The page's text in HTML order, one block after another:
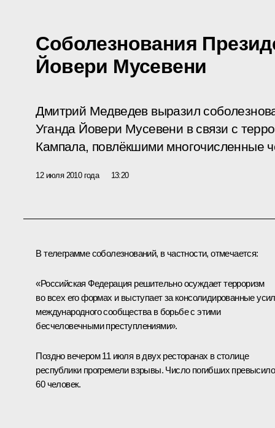
Соболезнования
Йовери Мусевени
Дмитрий Медведев выразил
Уганда Йовери Мусевени в связи с
Кампала, повлёкшими многочисленные
12 июля 2010 года 13:20
В телеграмме соболезнований, в частности, отмечается:
«Российская Федерация решительно осуждает терроризм
во всех его формах и выступает за консолидированные
международного сообщества в борьбе с этими
бесчеловечными преступлениями».
Поздно вечером 11 июля в двух ресторанах в столице
республики прогремели взрывы. Число погибших превысило
60 человек.